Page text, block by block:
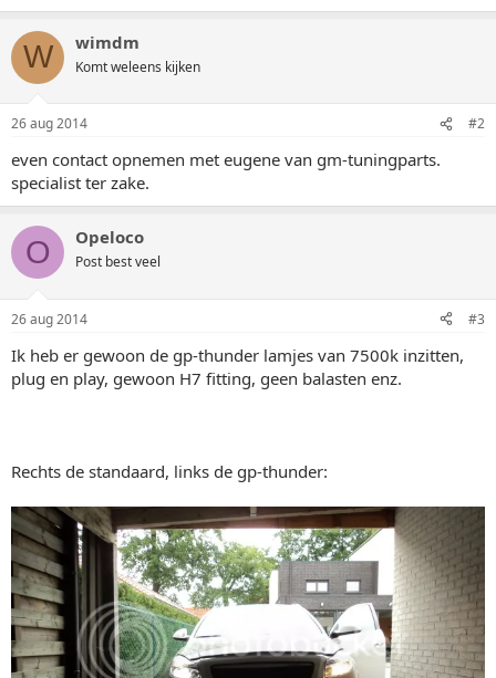
W wimdm
Komt weleens kijken
26 aug 2014 #2
even contact opnemen met eugene van gm-tuningparts.
specialist ter zake.
O Opeloco
Post best veel
26 aug 2014 #3
Ik heb er gewoon de gp-thunder lamjes van 7500k inzitten,
plug en play, gewoon H7 fitting, geen balasten enz.
Rechts de standaard, links de gp-thunder: